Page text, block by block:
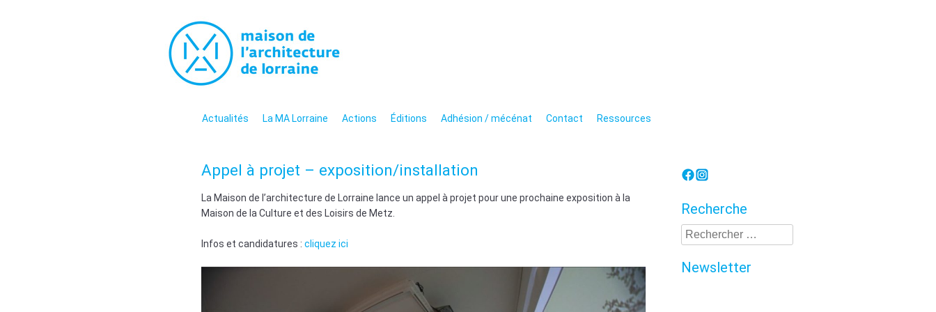
La maison de l'architecture de Lorraine
La promotion de la culture architecturale moderne et
contemporaine en Lorraine
Menu
Aller au contenu
Actualités La MA Lorraine Actions Éditions Adhésion / mécénat Contact Ressources
Appel à projet – exposition/installation
La Maison de l’architecture de Lorraine lance un appel à projet pour une prochaine exposition à la
Maison de la Culture et des Loisirs de Metz.
Infos et candidatures : cliquez ici
Recherche
Recherche
Newsletter